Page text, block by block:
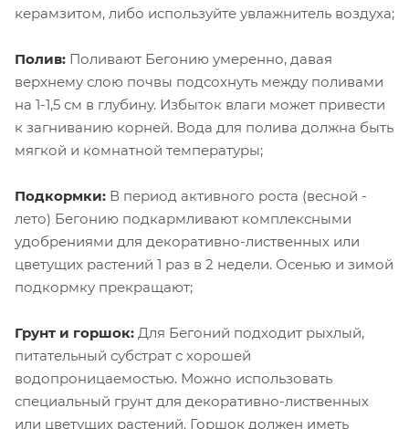
керамзитом, либо используйте увлажнитель воздуха;
Полив: Поливают Бегонию умеренно, давая
верхнему слою почвы подсохнуть между поливами
на 1-1,5 см в глубину. Избыток влаги может привести
к загниванию корней. Вода для полива должна быть
мягкой и комнатной температуры;
Подкормки: В период активного роста (весной -
лето) Бегонию подкармливают комплексными
удобрениями для декоративно-лиственных или
цветущих растений 1 раз в 2 недели. Осенью и зимой
подкормку прекращают;
Грунт и горшок: Для Бегоний подходит рыхлый,
питательный субстрат с хорошей
водопроницаемостью. Можно использовать
специальный грунт для декоративно-лиственных
или цветущих растений. Горшок должен иметь